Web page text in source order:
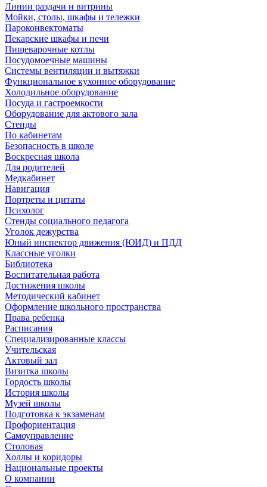
Линии раздачи и витрины
Мойки, столы, шкафы и тележки
Пароконвектоматы
Пекарские шкафы и печи
Пищеварочные котлы
Посудомоечные машины
Системы вентиляции и вытяжки
Функциональное кухонное оборудование
Холодильное оборудование
Посуда и гастроемкости
Оборудование для актового зала
Стенды
По кабинетам
Безопасность в школе
Воскресная школа
Для родителей
Медкабинет
Навигация
Портреты и цитаты
Психолог
Стенды социального педагога
Уголок дежурства
Юный инспектор движения (ЮИД) и ПДД
Классные уголки
Библиотека
Воспитательная работа
Достижения школы
Методический кабинет
Оформление школьного пространства
Права ребенка
Расписания
Специализированные классы
Учительская
Актовый зал
Визитка школы
Гордость школы
История школы
Музей школы
Подготовка к экзаменам
Профориентация
Самоуправление
Столовая
Холлы и коридоры
Национальные проекты
О компании